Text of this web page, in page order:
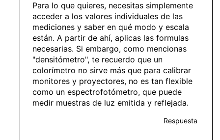
Para lo que quieres, necesitas simplemente
acceder a los valores individuales de las
mediciones y saber en qué modo y escala
están. A partir de ahí, aplicas las formulas
necesarias. Si embargo, como mencionas
"densitómetro", te recuerdo que un
colorímetro no sirve más que para calibrar
monitores y proyectores, no es tan flexible
como un espectrofotómetro, que puede
medir muestras de luz emitida y reflejada.
Respuesta